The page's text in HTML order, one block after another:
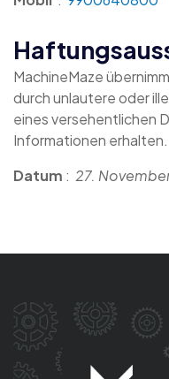
MachineMaze
durch unlautere oder
eines versehentlichen
Informationen erhalten.
Datum : 27.